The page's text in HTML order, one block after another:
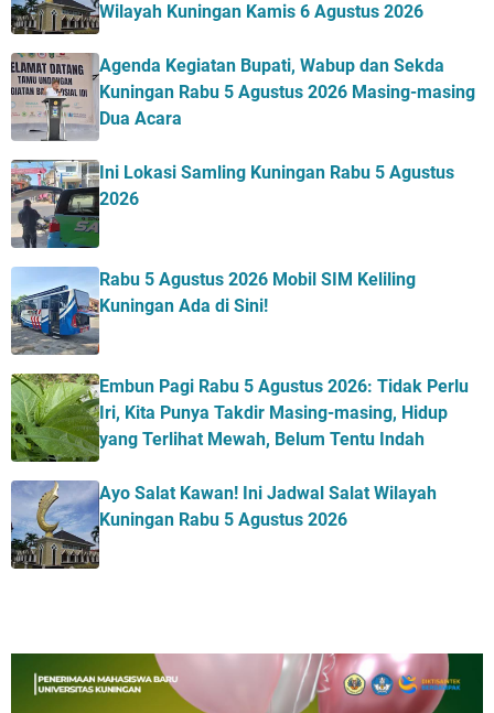
Wilayah Kuningan Kamis 6 Agustus 2026
Agenda Kegiatan Bupati, Wabup dan Sekda
Kuningan Rabu 5 Agustus 2026 Masing-masing
Dua Acara
Ini Lokasi Samling Kuningan Rabu 5 Agustus
2026
Rabu 5 Agustus 2026 Mobil SIM Keliling
Kuningan Ada di Sini!
Embun Pagi Rabu 5 Agustus 2026: Tidak Perlu
Iri, Kita Punya Takdir Masing-masing, Hidup
yang Terlihat Mewah, Belum Tentu Indah
Ayo Salat Kawan! Ini Jadwal Salat Wilayah
Kuningan Rabu 5 Agustus 2026